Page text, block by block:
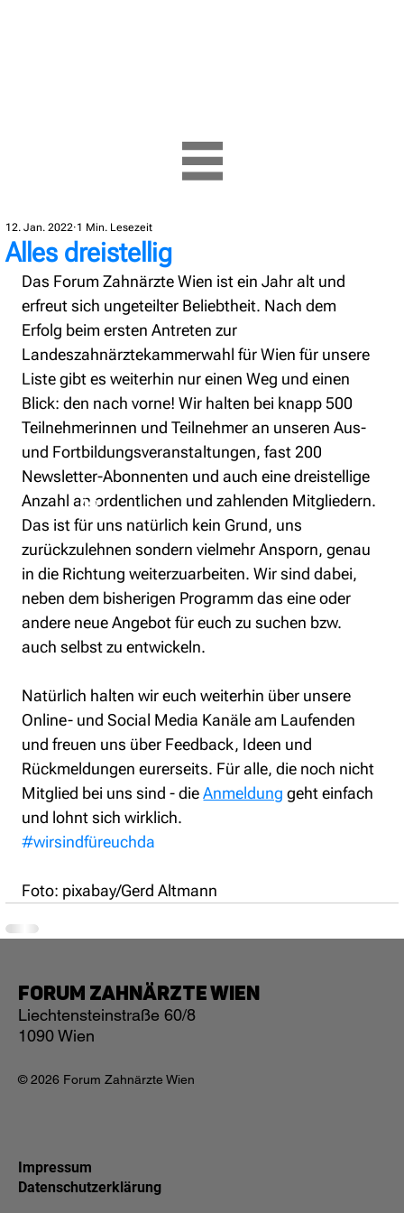
Alles dreistellig
12. Jan. 2022 1 Min. Lesezeit
Das Forum Zahnärzte Wien ist ein Jahr alt und
erfreut sich ungeteilter Beliebtheit. Nach dem
Erfolg beim ersten Antreten zur
Landeszahnärztekammerwahl für Wien für unsere
Liste gibt es weiterhin nur einen Weg und einen
Blick: den nach vorne! Wir halten bei knapp 500
Teilnehmerinnen und Teilnehmer an unseren Aus-
und Fortbildungsveranstaltungen, fast 200
Newsletter-Abonnenten und auch eine dreistellige
Anzahl an ordentlichen und zahlenden Mitgliedern.
Das ist für uns natürlich kein Grund, uns
zurückzulehnen sondern vielmehr Ansporn, genau
in die Richtung weiterzuarbeiten. Wir sind dabei,
neben dem bisherigen Programm das eine oder
andere neue Angebot für euch zu suchen bzw.
auch selbst zu entwickeln.
Natürlich halten wir euch weiterhin über unsere
Online- und Social Media Kanäle am Laufenden
und freuen uns über Feedback, Ideen und
Rückmeldungen eurerseits. Für alle, die noch nicht
Mitglied bei uns sind - die Anmeldung geht einfach
und lohnt sich wirklich.
#wirsindfüreuchda
Foto: pixabay/Gerd Altmann
Forum Zahnärzte Wien
Liechtensteinstraße 60/8
1090 Wien
Impressum
Datenschutzerklärung
© 2026 Forum Zahnärzte Wien